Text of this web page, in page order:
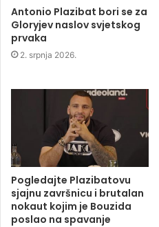
Antonio Plazibat bori se za
Gloryjev naslov svjetskog
prvaka
2. srpnja 2026.
Pogledajte Plazibatovu
sjajnu završnicu i brutalan
nokaut kojim je Bouzida
poslao na spavanje